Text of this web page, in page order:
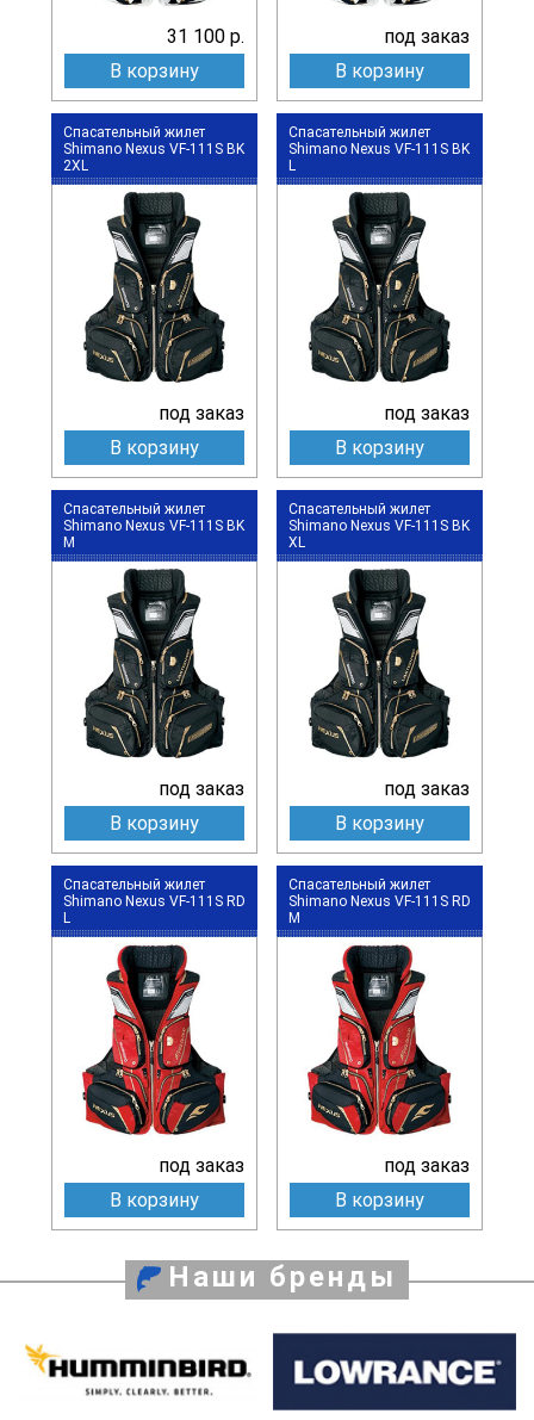
31 100 р.
В корзину
под заказ
В корзину
Спасательный жилет
Shimano Nexus VF-111S BK
2XL
под заказ
В корзину
Спасательный жилет
Shimano Nexus VF-111S BK
L
под заказ
В корзину
Спасательный жилет
Shimano Nexus VF-111S BK
M
под заказ
В корзину
Спасательный жилет
Shimano Nexus VF-111S BK
XL
под заказ
В корзину
Спасательный жилет
Shimano Nexus VF-111S RD
L
под заказ
В корзину
Спасательный жилет
Shimano Nexus VF-111S RD
M
под заказ
В корзину
Наши бренды